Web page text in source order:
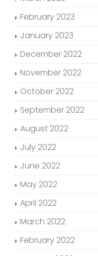
February 2023
January 2023
December 2022
November 2022
October 2022
September 2022
August 2022
July 2022
June 2022
May 2022
April 2022
March 2022
February 2022